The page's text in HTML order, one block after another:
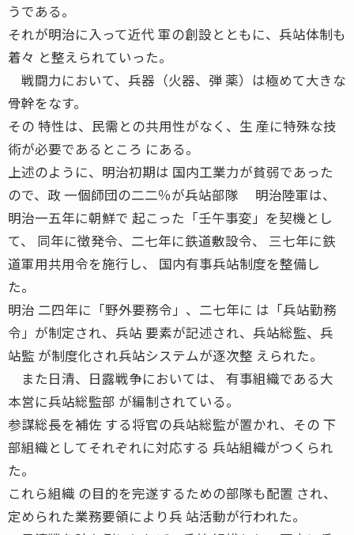
うである。
それが明治に入って近代 軍の創設とともに、兵站体制も
着々 と整えられていった。
戦闘力において、兵器（火器、弾 薬）は極めて大きな
骨幹をなす。
その 特性は、民需との共用性がなく、生 産に特殊な技
術が必要であるところ にある。
上述のように、明治初期は 国内工業力が貧弱であった
ので、政 一個師団の二二％が兵站部隊 明治陸軍は、
明治一五年に朝鮮で 起こった「壬午事変」を契機とし
て、 同年に徴発令、二七年に鉄道敷設令、 三七年に鉄
道軍用共用令を施行し、 国内有事兵站制度を整備し
た。
明治 二四年に「野外要務令」、二七年に は「兵站勤務
令」が制定され、兵站 要素が記述され、兵站総監、兵
站監 が制度化され兵站システムが逐次整 えられた。
また日清、日露戦争においては、 有事組織である大
本営に兵站総監部 が編制されている。
参謀総長を補佐 する将官の兵站総監が置かれ、その 下
部組織としてそれぞれに対応する 兵站組織がつくられ
た。
これら組織 の目的を完遂するための部隊も配置 され、
定められた業務要領により兵 站活動が行われた。